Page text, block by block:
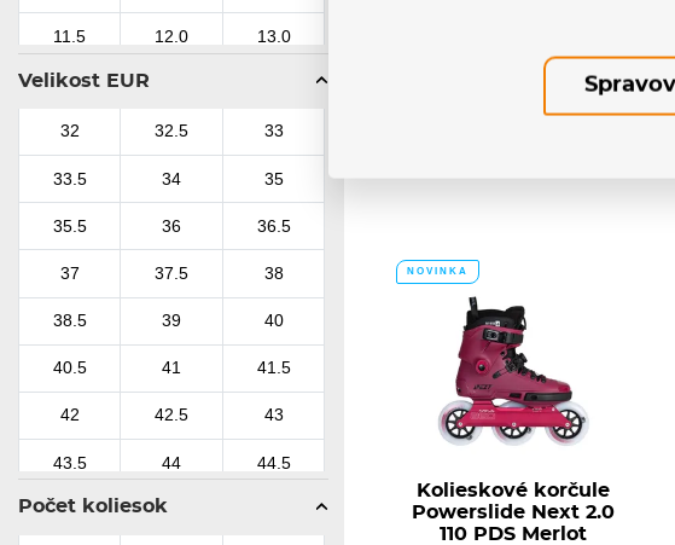
11.5 12.0 13.0
Velikost EUR
32 32.5 33
33.5 34 35
35.5 36 36.5
37 37.5 38
38.5 39 40
40.5 41 41.5
42 42.5 43
43.5 44 44.5
45 45.5
Počet koliesok
Skladom
NOVINKA
Kolieskové korčule
Powerslide Next 2.0
110 PDS Merlot